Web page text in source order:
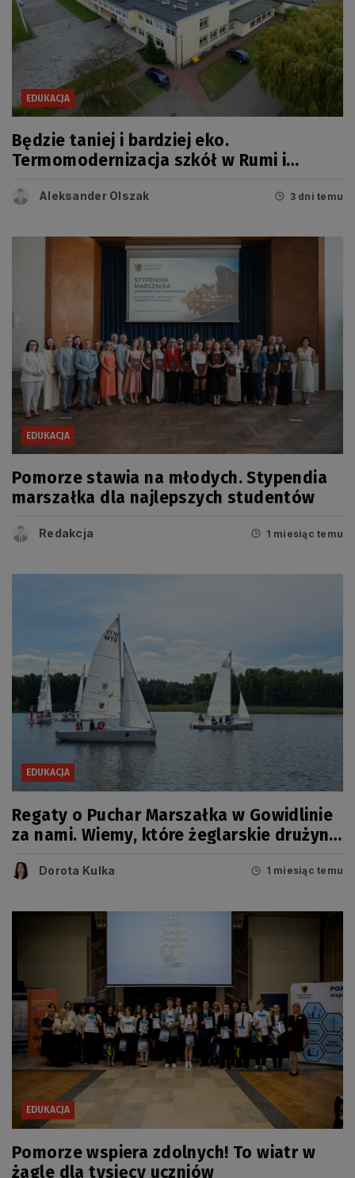
EDUKACJA
Będzie taniej i bardziej eko.
Termomodernizacja szkół w Rumi i
Aleksander Olszak 3 dni temu
EDUKACJA
Pomorze stawia na młodych. Stypendia
marszałka dla najlepszych studentów
Redakcja 1 miesiąc temu
EDUKACJA
Regaty o Puchar Marszałka w Gowidlinie
za nami. Wiemy, które żeglarskie drużyny
Dorota Kulka 1 miesiąc temu
EDUKACJA
Pomorze wspiera zdolnych! To wiatr w
żagle dla tysięcy uczniów